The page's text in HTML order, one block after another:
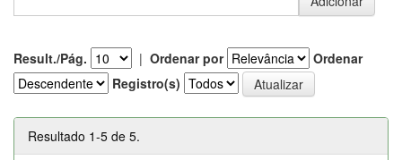
Result./Pág. | Ordenar por
Ordenar
Registro(s)
Resultado 1-5 de 5.